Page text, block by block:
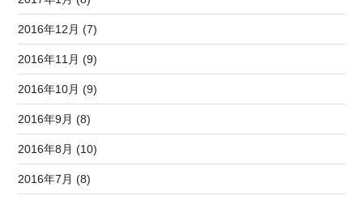
2016年12月 (7)
2016年11月 (9)
2016年10月 (9)
2016年9月 (8)
2016年8月 (10)
2016年7月 (8)